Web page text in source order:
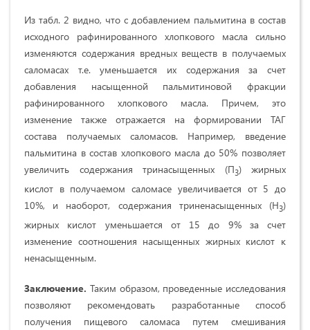
Из табл. 2 видно, что с добавлением пальмитина в состав
исходного рафинированного хлопкового масла сильно
изменяются содержания вредных веществ в получаемых
саломасах т.е. уменьшается их содержания за счет
добавления насыщенной пальмитиновой фракции
рафинированного хлопкового масла. Причем, это
изменение также отражается на формировании ТАГ
состава получаемых саломасов. Например, введение
пальмитина в состав хлопкового масла до 50% позволяет
увеличить содержания тринасыщенных (П3) жирных
кислот в получаемом саломасе увеличивается от 5 до
10%, и наоборот, содержания триненасыщенных (Н3)
жирных кислот уменьшается от 15 до 9% за счет
изменение соотношения насыщенных жирных кислот к
ненасыщенным.
Заключение. Таким образом, проведенные исследования
позволяют рекомендовать разработанные способ
получения пищевого саломаса путем смешивания